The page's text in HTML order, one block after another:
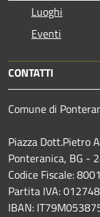
Luoghi
Eventi
CONTATTI
Comune di
Piazza Dott.Pietro
Ponteranica, BG -
Codice Fiscale:
Partita IVA:
IBAN: